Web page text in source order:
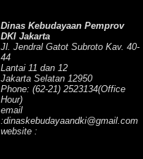
Dinas Kebudayaan Pemprov
DKI Jakarta
Jl. Jendral Gatot Subroto Kav. 40-
44
Lantai 11 dan 12
Jakarta Selatan 12950
Phone: (62-21) 2523134(Office
Hour)
email
:dinaskebudayaandki@gmail.com
website :